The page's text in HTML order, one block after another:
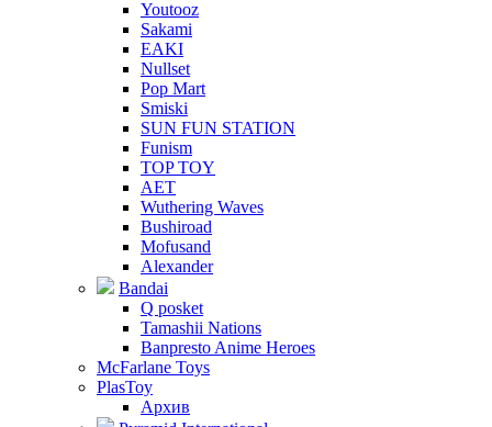
Youtooz
Sakami
EAKI
Nullset
Pop Mart
Smiski
SUN FUN STATION
Funism
TOP TOY
AET
Wuthering Waves
Bushiroad
Mofusand
Alexander
Bandai
Q posket
Tamashii Nations
Banpresto Anime Heroes
McFarlane Toys
PlasToy
Архив